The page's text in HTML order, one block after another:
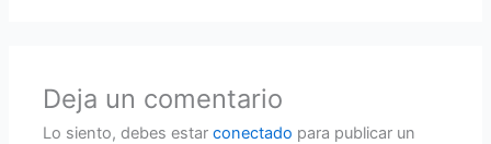
Deja un comentario
Lo siento, debes estarconectado para publicar un